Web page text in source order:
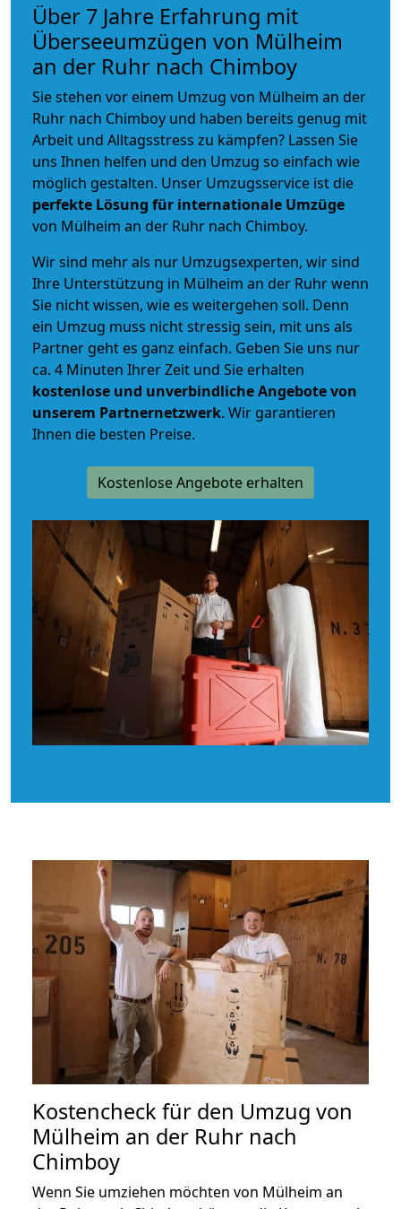
Über 7 Jahre Erfahrung mit
Überseeumzügen von Mülheim
an der Ruhr nach Chimboy
Sie stehen vor einem Umzug von Mülheim an der
Ruhr nach Chimboy und haben bereits genug mit
Arbeit und Alltagsstress zu kämpfen? Lassen Sie
uns Ihnen helfen und den Umzug so einfach wie
möglich gestalten. Unser Umzugsservice ist die
perfekte Lösung für internationale Umzüge
von Mülheim an der Ruhr nach Chimboy.
Wir sind mehr als nur Umzugsexperten, wir sind
Ihre Unterstützung in Mülheim an der Ruhr wenn
Sie nicht wissen, wie es weitergehen soll. Denn
ein Umzug muss nicht stressig sein, mit uns als
Partner geht es ganz einfach. Geben Sie uns nur
ca. 4 Minuten Ihrer Zeit und Sie erhalten
kostenlose und unverbindlicheAngebote von
unserem Partnernetzwerk. Wir garantieren
Ihnen die besten Preise.
Kostenlose Angebote erhalten
Kostencheck für den Umzug von
Mülheim an der Ruhr nach
Chimboy
Wenn Sie umziehen möchten von Mülheim an